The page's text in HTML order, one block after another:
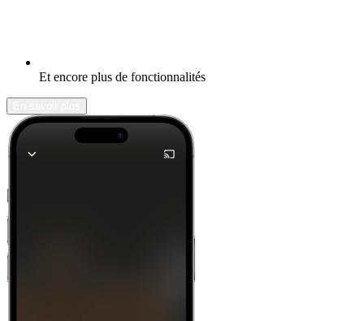
Et encore plus de fonctionnalités